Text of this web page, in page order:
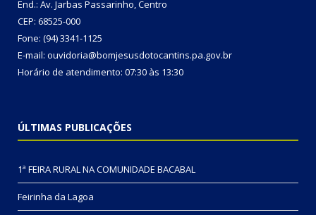
End.: Av. Jarbas Passarinho, Centro
CEP: 68525-000
Fone: (94) 3341-1125
E-mail: ouvidoria@bomjesusdotocantins.pa.gov.br
Horário de atendimento: 07:30 às 13:30
ÚLTIMAS PUBLICAÇÕES
1ª FEIRA RURAL NA COMUNIDADE BACABAL
Feirinha da Lagoa